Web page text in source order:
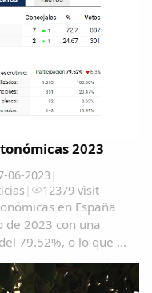
2023
06-2023|
| 12379 visit
en España
de 2023 con una
79.52%, o lo que es